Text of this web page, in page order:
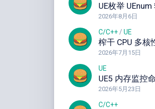
UE枚举
2026年8月6日
C/C++ / UE
2026年7月15日
UE
UE5 内存监控
2026年5月23日
C/C++